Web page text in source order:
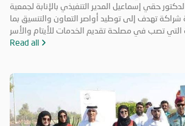
حقي إسماعيل المدير التنفيذي بالإنابة لجمعية
شراكة تهدف إلى توطيد أواصر التعاون والتنسيق بما
التي تصب في مصلحة تقديم الخدمات للأيتام والأسر
الحالات الإنسانية، إضافة إلى أهمية ترسيخ علاقة
Read all